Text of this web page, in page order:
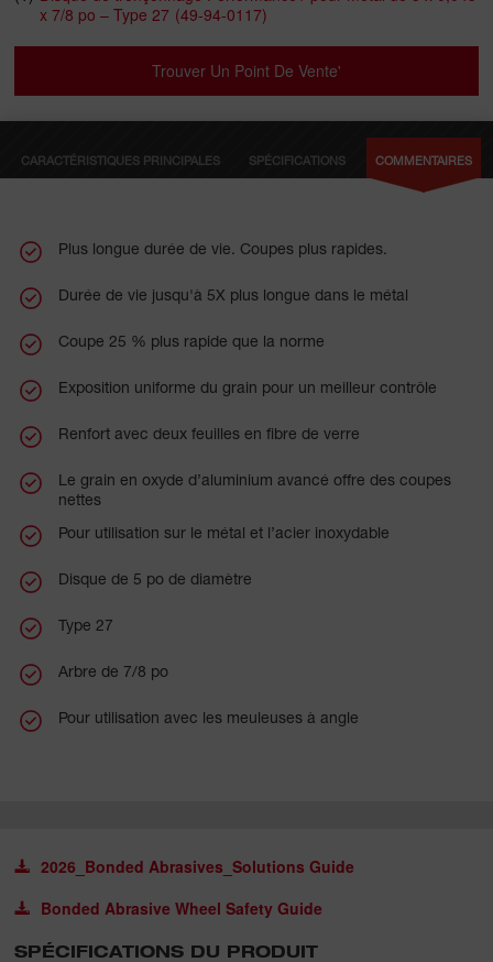
qu’il s’use, offrant un meilleur contrôle pendant la coupe.
Fabriqués avec deux feuilles complètes de renfort en fibre de
verre à haute résistance et une concentration plus élevée de
grains, ces disques sont conçus pour offrir une durabilité
polyvalence exceptionnelle pour couper l’acier ordinaire, l’acier
inoxydable et les alliages à base de nickel, y compris des
matériaux comme l’acier, la cornière, les tuyaux, les barres
x 7/8 po – Type 27 (49-94-0117)
Trouver Un Point De Vente'
CARACTÉRISTIQUES PRINCIPALES SPÉCIFICATIONS COMMENTAIRES
Plus longue durée de vie. Coupes plus rapides.
Durée de vie jusqu'à 5X plus longue dans le métal
Coupe 25 % plus rapide que la norme
Exposition uniforme du grain pour un meilleur contrôle
Renfort avec deux feuilles en fibre de verre
Le grain en oxyde d’aluminium avancé offre des coupes
nettes
Pour utilisation sur le métal et l’acier inoxydable
Disque de 5 po de diamètre
Type 27
Arbre de 7/8 po
Pour utilisation avec les meuleuses à angle
2026_Bonded Abrasives_Solutions Guide
Bonded Abrasive Wheel Safety Guide
SPÉCIFICATIONS DU PRODUIT